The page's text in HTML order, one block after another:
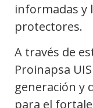
informadas y
protectores.
A través de
Proinapsa
generación y
para el